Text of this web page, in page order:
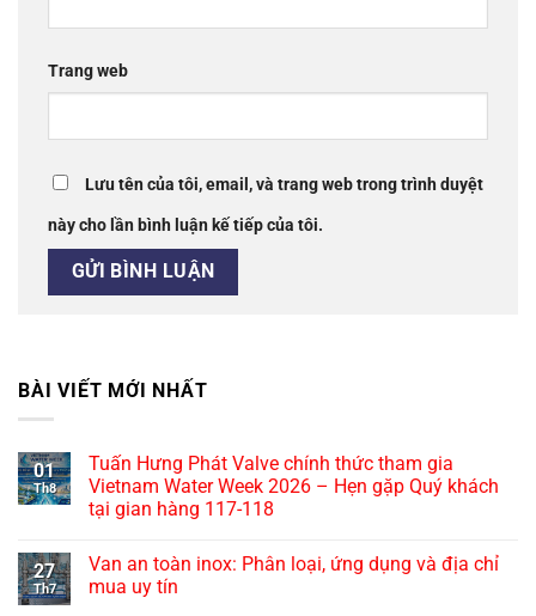
Trang web
Lưu tên của tôi, email, và trang web trong trình duyệt
này cho lần bình luận kế tiếp của tôi.
BÀI VIẾT MỚI NHẤT
01
Th8
Tuấn Hưng Phát Valve chính thức tham gia
Vietnam Water Week 2026 – Hẹn gặp Quý khách
tại gian hàng 117-118
27
Th7
Van an toàn inox: Phân loại, ứng dụng và địa chỉ
mua uy tín